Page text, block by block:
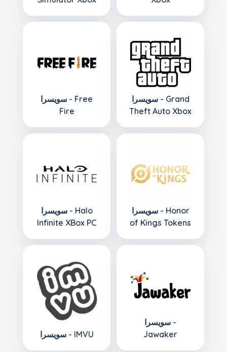
سويسرا - Free
Fire
سويسرا - Grand
Theft Auto Xbox
سويسرا - Halo
Infinite XBox PC
سويسرا - Honor
of Kings Tokens
سويسرا - IMVU
سويسرا -
Jawaker